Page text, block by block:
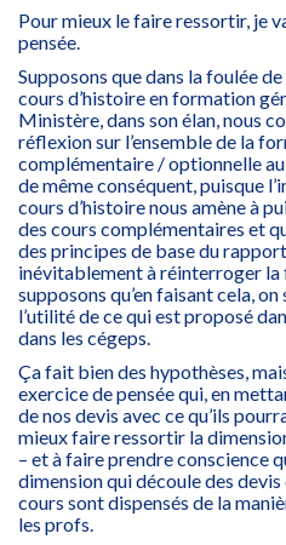
Pour mieux le faire ressortir, je
pensée.
Supposons que dans la foulée
cours d’histoire en formation
Ministère, dans son élan, nous
réflexion sur l’ensemble de la
complémentaire / optionnelle
de même conséquent, puisque
cours d’histoire nous amène à
des cours complémentaires et
des principes de base du
inévitablement à réinterroger
supposons qu’en faisant cela,
l’utilité de ce qui est proposé
dans les cégeps.
Ça fait bien des hypothèses,
exercice de pensée qui, en
de nos devis avec ce qu’ils
mieux faire ressortir la
– et à faire prendre conscience
dimension qui découle des devis
cours sont dispensés de la
les profs.